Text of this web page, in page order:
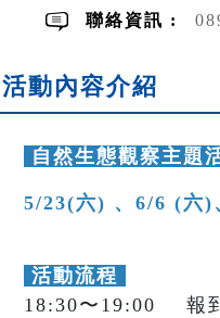
聯絡資訊 :
活動內容介紹
自然生態觀察主題
5/23(六) 、6/6 (六)
活動流程
18:30〜19:00 報